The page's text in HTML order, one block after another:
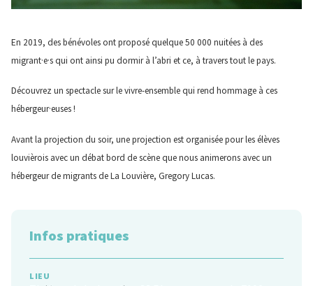
En 2019, des bénévoles ont proposé quelque 50 000 nuitées à des
migrant·e·s qui ont ainsi pu dormir à l’abri et ce, à travers tout le pays.
Découvrez un spectacle sur le vivre-ensemble qui rend hommage à ces
hébergeur·euses !
Avant la projection du soir, une projection est organisée pour les élèves
louvièrois avec un débat bord de scène que nous animerons avec un
hébergeur de migrants de La Louvière, Gregory Lucas.
Infos pratiques
LIEU